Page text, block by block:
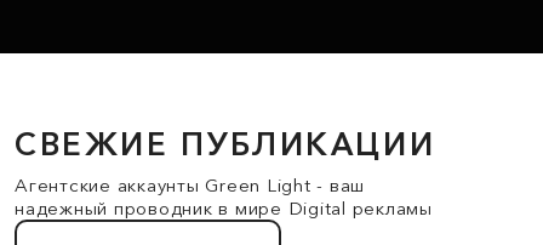
СВЕЖИЕ ПУБЛИКАЦИИ
Агентские аккаунты Green Light - ваш
надежный проводник в мире Digital рекламы